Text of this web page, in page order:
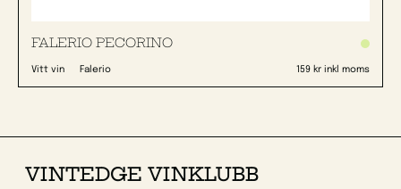
FALERIO PECORINO
Vitt vin Falerio 159 kr inkl moms
VINTEDGE VINKLUBB